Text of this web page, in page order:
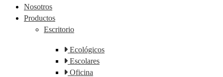
Nosotros
Productos
Escritorio
Ecológicos
Escolares
Oficina